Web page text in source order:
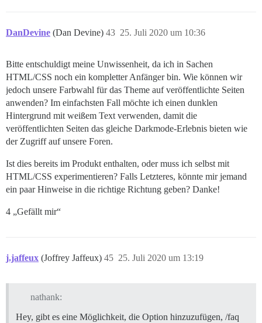
DanDevine (Dan Devine) 25. Juli 2020 um 10:36
43
Bitte entschuldigt meine Unwissenheit, da ich in Sachen
HTML/CSS noch ein kompletter Anfänger bin. Wie können wir
jedoch unsere Farbwahl für das Theme auf veröffentlichte Seiten
anwenden? Im einfachsten Fall möchte ich einen dunklen
Hintergrund mit weißem Text verwenden, damit die
veröffentlichten Seiten das gleiche Darkmode-Erlebnis bieten wie
der Zugriff auf unsere Foren.
Ist dies bereits im Produkt enthalten, oder muss ich selbst mit
HTML/CSS experimentieren? Falls Letzteres, könnte mir jemand
ein paar Hinweise in die richtige Richtung geben? Danke!
4 „Gefällt mir“
j.jaffeux (Joffrey Jaffeux) 25. Juli 2020 um 13:19
45
nathank:
Hey, gibt es eine Möglichkeit, die Option hinzuzufügen, /faq